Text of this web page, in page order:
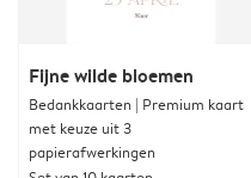
Fijne wilde bloemen
Bedankkaarten | Premium kaart
met keuze uit 3
papierafwerkingen